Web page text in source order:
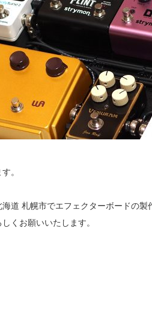
。
道 札幌市でエフェクターボードの
くお願いいたします。